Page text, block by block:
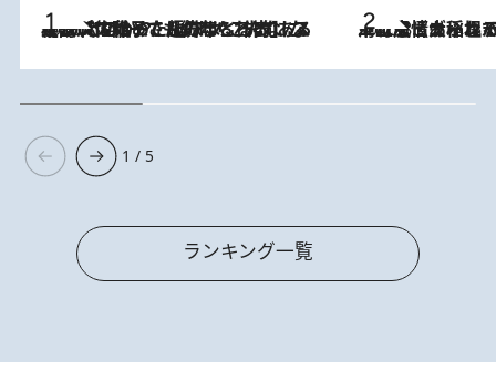
2026.8.5
【阿川佐和子さんの年とる力】なぜ70代で始めた趣味は“こんなに楽しい”のか？ ピアノ、俳句…スランプに陥っても続けられる“ある秘訣”とは 2026.8.5
下町風情あふれる台北屈指の人気エリア・大稲埕でセンスのいい台湾土産《ヴ
1 / 5
ランキング一覧